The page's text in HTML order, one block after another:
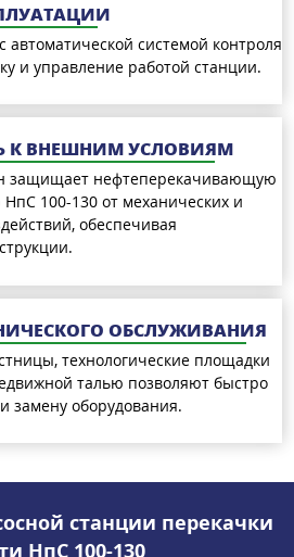
системой контроля
и управление работой станции.
К ВНЕШНИМ УСЛОВИЯМ
защищает нефтеперекачивающую
100-130 от механических и
обеспечивая
ОБСЛУЖИВАНИЯ
технологические площадки
талью позволяют быстро
замену оборудования.
станции перекачки
НпС 100-130